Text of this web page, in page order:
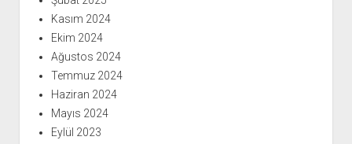
Kasım 2024
Ekim 2024
Ağustos 2024
Temmuz 2024
Haziran 2024
Mayıs 2024
Eylül 2023